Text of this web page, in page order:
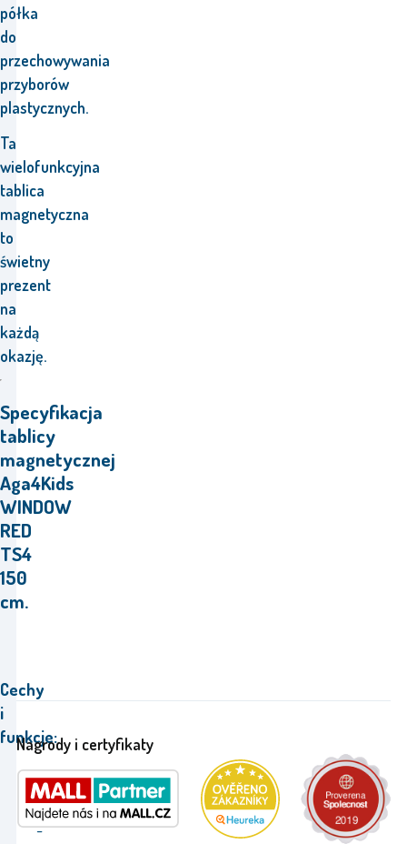
półka
do
przechowywania
przyborów
plastycznych.
Ta
wielofunkcyjna
tablica
magnetyczna
to
świetny
prezent
na
każdą
okazję.
Specyfikacja
tablicy
magnetycznej
Aga4Kids
WINDOW
RED
TS4
150
cm.
Cechy
i
funkcje:
Zestaw
zawiera
-
Nagrody i certyfikaty